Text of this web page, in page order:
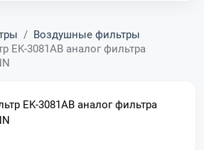
Воздушные фильтры
EK-3081AB аналог фильтра